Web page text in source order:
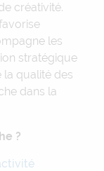
créativité.
les
stratégique
la qualité des
dans la
?